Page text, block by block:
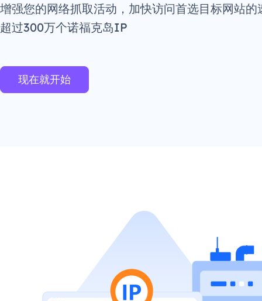
增强您的网络抓取活动，加快访问首选目标网站的
超过300万个诺福克岛IP
现在就开始